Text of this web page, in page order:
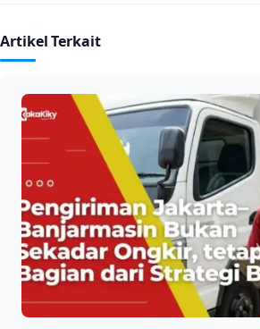
Artikel Terkait